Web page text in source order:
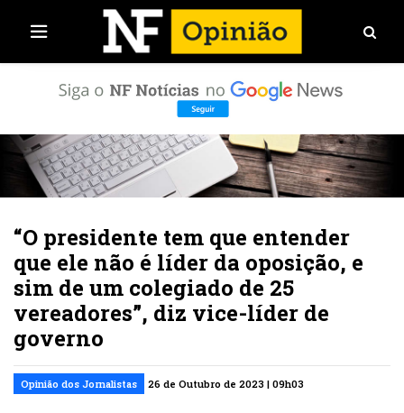
“O presidente tem que entender
que ele não é líder da oposição, e
sim de um colegiado de 25
vereadores”, diz vice-líder de
governo
Opinião dos Jornalistas 26 de Outubro de 2023 | 09h03